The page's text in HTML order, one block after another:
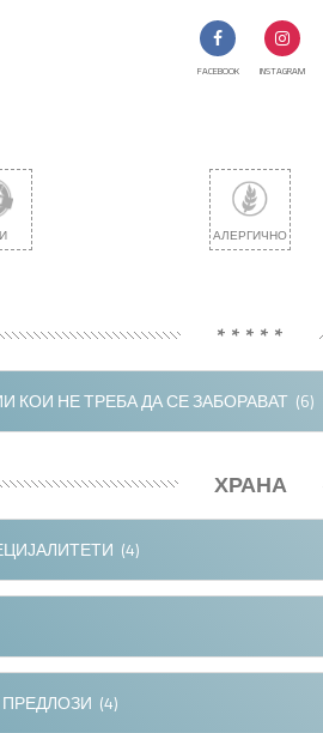
FACEBOOK INSTAGRAM
АЛЕРГИЧНО
* * * * *
КОИ НЕ ТРЕБА ДА СЕ ЗАБОРАВАТ (6)
ХРАНА
(4)
(4)